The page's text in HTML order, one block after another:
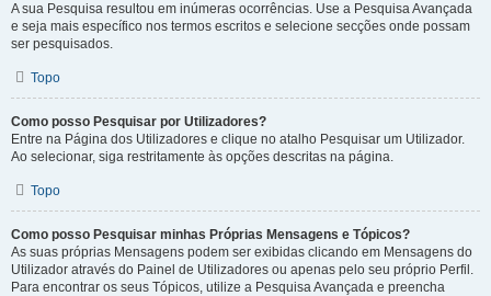
A sua Pesquisa resultou em inúmeras ocorrências. Use a Pesquisa Avançada
e seja mais específico nos termos escritos e selecione secções onde possam
ser pesquisados.
Topo
Como posso Pesquisar por Utilizadores?
Entre na Página dos Utilizadores e clique no atalho Pesquisar um Utilizador.
Ao selecionar, siga restritamente às opções descritas na página.
Topo
Como posso Pesquisar minhas Próprias Mensagens e Tópicos?
As suas próprias Mensagens podem ser exibidas clicando em Mensagens do
Utilizador através do Painel de Utilizadores ou apenas pelo seu próprio Perfil.
Para encontrar os seus Tópicos, utilize a Pesquisa Avançada e preencha